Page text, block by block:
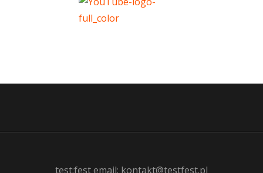
test:fest email: kontakt@testfest.pl